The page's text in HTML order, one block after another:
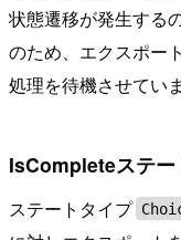
状態遷移が発生する
のため、エクスポー
処理を待機させていま
IsCompleteステー
ステートタイプ